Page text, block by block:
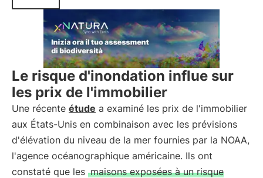
Le risque d'inondation influe sur
les prix de l'immobilier
Une récente étude a examiné les prix de l'immobilier
aux États-Unis en combinaison avec les prévisions
d'élévation du niveau de la mer fournies par la NOAA,
l'agence océanographique américaine. Ils ont
constaté que les maisons exposées à un risque